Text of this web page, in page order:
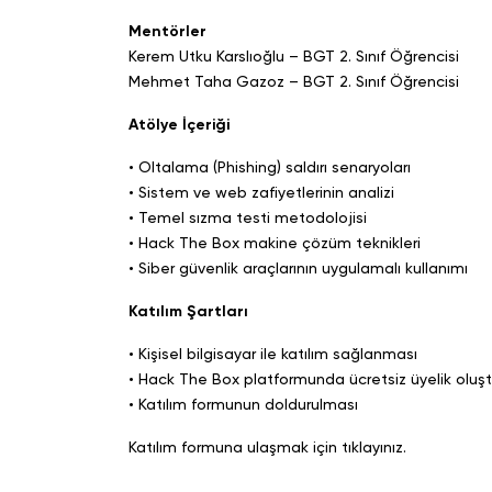
Mentörler
Kerem Utku Karslıoğlu – BGT 2. Sınıf Öğrencisi
Mehmet Taha Gazoz – BGT 2. Sınıf Öğrencisi
Atölye İçeriği
• Oltalama (Phishing) saldırı senaryoları
• Sistem ve web zafiyetlerinin analizi
• Temel sızma testi metodolojisi
• Hack The Box makine çözüm teknikleri
• Siber güvenlik araçlarının uygulamalı kullanımı
Katılım Şartları
• Kişisel bilgisayar ile katılım sağlanması
• Hack The Box platformunda ücretsiz üyelik
• Katılım formunun doldurulması
Katılım formuna ulaşmak için tıklayınız.